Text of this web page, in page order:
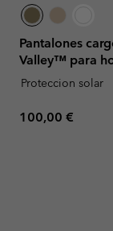
Pantalones
Valley™ para
Proteccion solar
Regular price:
100,00 €